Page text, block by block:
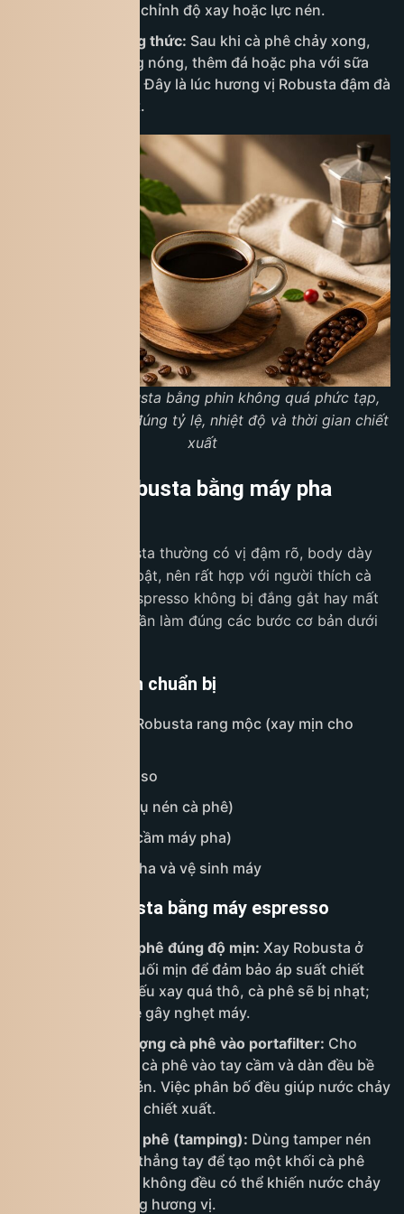
chậm, cần điều chỉnh độ xay hoặc lực nén.
Bước 6: Thưởng thức: Sau khi cà phê chảy xong,
bạn có thể uống nóng, thêm đá hoặc pha với sữa
đặc tùy khẩu vị. Đây là lúc hương vị Robusta đậm đà
thể hiện rõ nhất.
Pha cà phê Robusta bằng phin không quá phức tạp,
nhưng cần chú ý đúng tỷ lệ, nhiệt độ và thời gian chiết
xuất
Cách pha Robusta bằng máy pha
Espresso từ Robusta thường có vị đậm rõ, body dày
và crema khá nổi bật, nên rất hợp với người thích cà
phê mạnh. Để ly espresso không bị đắng gắt hay mất
cân bằng vị, bạn cần làm đúng các bước cơ bản dưới
Nguyên liệu cần chuẩn bị
16–20g cà phê Robusta rang mộc (xay mịn cho
Máy pha espresso
Tamper (dụng cụ nén cà phê)
Portafilter (tay cầm máy pha)
Nước sạch để pha và vệ sinh máy
Cách pha Robusta bằng máy espresso
Bước 1: Xay cà phê đúng độ mịn: Xay Robusta ở
mức mịn như muối mịn để đảm bảo áp suất chiết
xuất ổn định. Nếu xay quá thô, cà phê sẽ bị nhạt;
nếu quá mịn, dễ gây nghẹt máy.
Bước 2: Định lượng cà phê vào portafilter: Cho
khoảng 16–20g cà phê vào tay cầm và dàn đều bề
mặt trước khi nén. Việc phân bố đều giúp nước chảy
ổn định hơn khi chiết xuất.
Bước 3: Nén cà phê (tamping): Dùng tamper nén
lực vừa phải và thẳng tay để tạo một khối cà phê
chắc chắn. Nén không đều có thể khiến nước chảy
lệch và làm hỏng hương vị.